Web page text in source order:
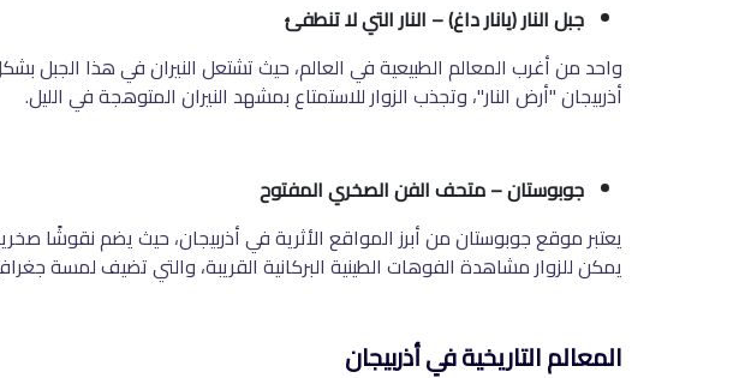
جبل النار (يانار داغ) – النار التي لا تنطفئ
واحد من أغرب المعالم الطبيعية في العالم، حيث تشتعل النيران في هذا الجبل
أذربيجان "أرض النار"، وتجذب الزوار للاستمتاع بمشهد النيران المتوهجة في الليل.
جوبوستان – متحف الفن الصخري المفتوح
يمكن للزوار مشاهدة الفوهات الطينية البركانية القريبة، والتي تضيف لمسة
المعالم التاريخية في أذربيجان